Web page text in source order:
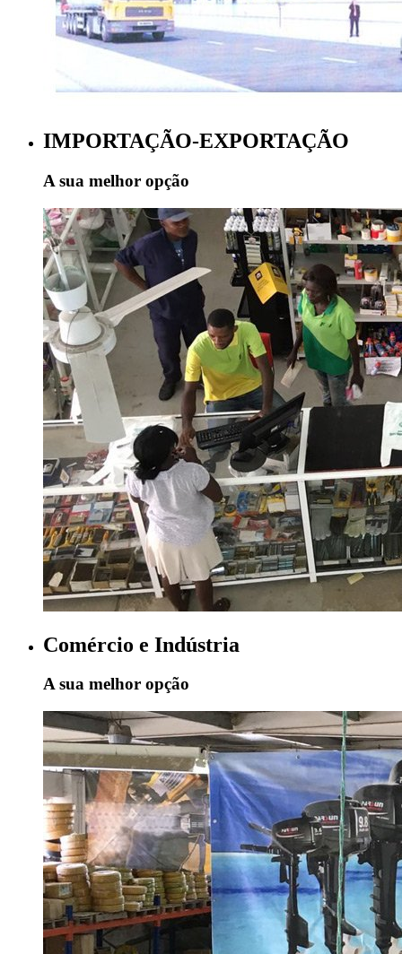
IMPORTAÇÃO-EXPORTAÇÃO
A sua melhor opção
Comércio e Indústria
A sua melhor opção